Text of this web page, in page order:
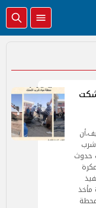
شرب
حدوث
عكرة
مأخذ